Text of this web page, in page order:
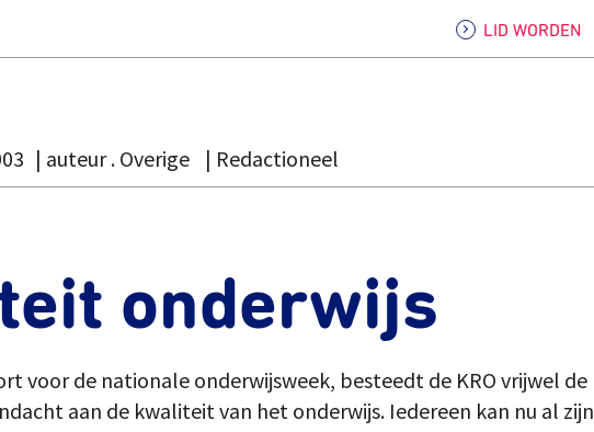
LID WORDEN
auteur . Overige Redactioneel
onderwijs
voor de nationale onderwijsweek, besteedt de KRO vrijwel de
aan de kwaliteit van het onderwijs. Iedereen kan nu al